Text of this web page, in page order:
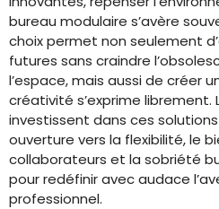
bureau modulaire s’avère
choix permet non seulement
futures sans craindre
l’espace, mais aussi de créer
créativité s’exprime librement.
investissent dans ces
ouverture vers la flexibilité, le
collaborateurs et la sobriété
pour redéfinir avec audace
professionnel.